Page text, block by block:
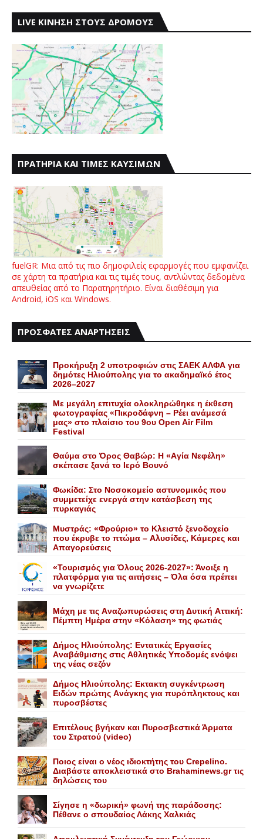
LIVE ΚΙΝΗΣΗ ΣΤΟΥΣ ΔΡΟΜΟΥΣ
ΠΡΑΤΗΡΙΑ ΚΑΙ ΤΙΜΕΣ ΚΑΥΣΙΜΩΝ
fuelGR: Μια από τις πιο δημοφιλείς εφαρμογές που εμφανίζει
σε χάρτη τα πρατήρια και τις τιμές τους, αντλώντας δεδομένα
απευθείας από το Παρατηρητήριο. Είναι διαθέσιμη για
Android, iOS και Windows.
ΠΡΟΣΦΑΤΕΣ ΑΝΑΡΤΗΣΕΙΣ
Προκήρυξη 2 υποτροφιών στις ΣΑΕΚ ΑΛΦΑ για
δημότες Ηλιούπολης για το ακαδημαϊκό έτος
2026–2027
Με μεγάλη επιτυχία ολοκληρώθηκε η έκθεση
φωτογραφίας «Πικροδάφνη – Ρέει ανάμεσά
μας» στο πλαίσιο του 9ου Open Air Film
Festival
Θαύμα στο Όρος Θαβώρ: H «Aγία Nεφέλη»
σκέπασε ξανά το Iερό Bουνό
Φωκίδα: Στο Νοσοκομείο αστυνομικός που
συμμετείχε ενεργά στην κατάσβεση της
πυρκαγιάς
Mυστράς: «Φρούριο» το Kλειστό ξενοδοχείο
που έκρυβε το πτώμα – Aλυσίδες, Kάμερες και
Aπαγορεύσεις
«Τουρισμός για Όλους 2026-2027»: Άνοιξε η
πλατφόρμα για τις αιτήσεις – Όλα όσα πρέπει
να γνωρίζετε
Mάχη με τις Aναζωπυρώσεις στη Δυτική Aττική:
Πέμπτη Hμέρα στην «Kόλαση» της φωτιάς
Δήμος Ηλιούπολης: Eντατικές Eργασίες
Aναβάθμισης στις Aθλητικές Yποδομές ενόψει
της νέας σεζόν
Δήμος Ηλιούπολης: Eκτακτη συγκέντρωση
Eιδών πρώτης Aνάγκης για πυρόπληκτους και
πυροσβέστες
Επιτέλους βγήκαν και Πυροσβεστικά Άρματα
του Στρατού (video)
Ποιος είναι ο νέος ιδιοκτήτης του Crepelino.
Διαβάστε αποκλειστικά στο Brahaminews.gr τις
δηλώσεις του
Σίγησε η «δωρική» φωνή της παράδοσης:
Πέθανε o σπουδαίος Λάκης Xαλκιάς